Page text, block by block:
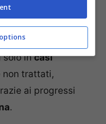
cerebrali
solo incasi
non trattati,
ai progressi
.